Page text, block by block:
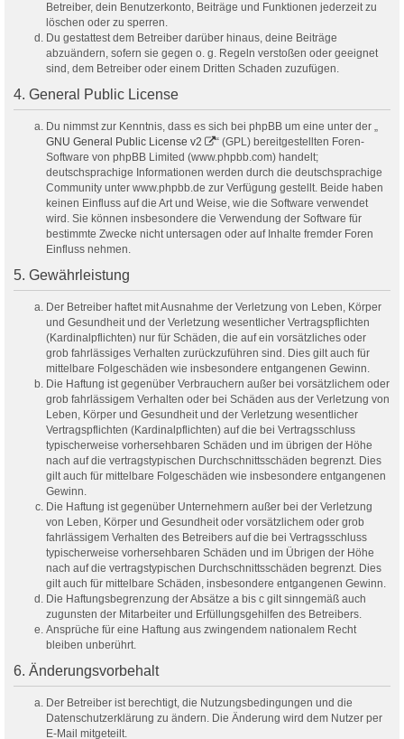
Betreiber, dein Benutzerkonto, Beiträge und Funktionen jederzeit zu
löschen oder zu sperren.
Du gestattest dem Betreiber darüber hinaus, deine Beiträge
abzuändern, sofern sie gegen o. g. Regeln verstoßen oder geeignet
sind, dem Betreiber oder einem Dritten Schaden zuzufügen.
4. General Public License
Du nimmst zur Kenntnis, dass es sich bei phpBB um eine unter der „
GNU General Public License v2
“ (GPL) bereitgestellten Foren-
Software von phpBB Limited (www.phpbb.com) handelt;
deutschsprachige Informationen werden durch die deutschsprachige
Community unter www.phpbb.de zur Verfügung gestellt. Beide haben
keinen Einfluss auf die Art und Weise, wie die Software verwendet
wird. Sie können insbesondere die Verwendung der Software für
bestimmte Zwecke nicht untersagen oder auf Inhalte fremder Foren
Einfluss nehmen.
5. Gewährleistung
Der Betreiber haftet mit Ausnahme der Verletzung von Leben, Körper
und Gesundheit und der Verletzung wesentlicher Vertragspflichten
(Kardinalpflichten) nur für Schäden, die auf ein vorsätzliches oder
grob fahrlässiges Verhalten zurückzuführen sind. Dies gilt auch für
mittelbare Folgeschäden wie insbesondere entgangenen Gewinn.
Die Haftung ist gegenüber Verbrauchern außer bei vorsätzlichem oder
grob fahrlässigem Verhalten oder bei Schäden aus der Verletzung von
Leben, Körper und Gesundheit und der Verletzung wesentlicher
Vertragspflichten (Kardinalpflichten) auf die bei Vertragsschluss
typischerweise vorhersehbaren Schäden und im übrigen der Höhe
nach auf die vertragstypischen Durchschnittsschäden begrenzt. Dies
gilt auch für mittelbare Folgeschäden wie insbesondere entgangenen
Gewinn.
Die Haftung ist gegenüber Unternehmern außer bei der Verletzung
von Leben, Körper und Gesundheit oder vorsätzlichem oder grob
fahrlässigem Verhalten des Betreibers auf die bei Vertragsschluss
typischerweise vorhersehbaren Schäden und im Übrigen der Höhe
nach auf die vertragstypischen Durchschnittsschäden begrenzt. Dies
gilt auch für mittelbare Schäden, insbesondere entgangenen Gewinn.
Die Haftungsbegrenzung der Absätze a bis c gilt sinngemäß auch
zugunsten der Mitarbeiter und Erfüllungsgehilfen des Betreibers.
Ansprüche für eine Haftung aus zwingendem nationalem Recht
bleiben unberührt.
6. Änderungsvorbehalt
Der Betreiber ist berechtigt, die Nutzungsbedingungen und die
Datenschutzerklärung zu ändern. Die Änderung wird dem Nutzer per
E-Mail mitgeteilt.